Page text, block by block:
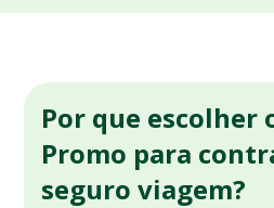
Por que escolher
Promo para
seguro viagem?